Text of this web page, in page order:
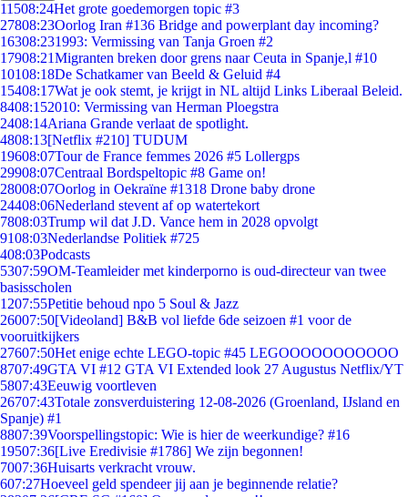
11508:24Het grote goedemorgen topic #3
27808:23Oorlog Iran #136 Bridge and powerplant day incoming?
16308:231993: Vermissing van Tanja Groen #2
17908:21Migranten breken door grens naar Ceuta in Spanje,l #10
10108:18De Schatkamer van Beeld & Geluid #4
15408:17Wat je ook stemt, je krijgt in NL altijd Links Liberaal Beleid.
8408:152010: Vermissing van Herman Ploegstra
2408:14Ariana Grande verlaat de spotlight.
4808:13[Netflix #210] TUDUM
19608:07Tour de France femmes 2026 #5 Lollergps
29908:07Centraal Bordspeltopic #8 Game on!
28008:07Oorlog in Oekraïne #1318 Drone baby drone
24408:06Nederland stevent af op watertekort
7808:03Trump wil dat J.D. Vance hem in 2028 opvolgt
9108:03Nederlandse Politiek #725
408:03Podcasts
5307:59OM-Teamleider met kinderporno is oud-directeur van twee
basisscholen
1207:55Petitie behoud npo 5 Soul & Jazz
26007:50[Videoland] B&B vol liefde 6de seizoen #1 voor de
vooruitkijkers
27607:50Het enige echte LEGO-topic #45 LEGOOOOOOOOOOO
8707:49GTA VI #12 GTA VI Extended look 27 Augustus Netflix/YT
5807:43Eeuwig voortleven
26707:43Totale zonsverduistering 12-08-2026 (Groenland, IJsland en
Spanje) #1
8807:39Voorspellingstopic: Wie is hier de weerkundige? #16
19507:36[Live Eredivisie #1786] We zijn begonnen!
7007:36Huisarts verkracht vrouw.
607:27Hoeveel geld spendeer jij aan je beginnende relatie?